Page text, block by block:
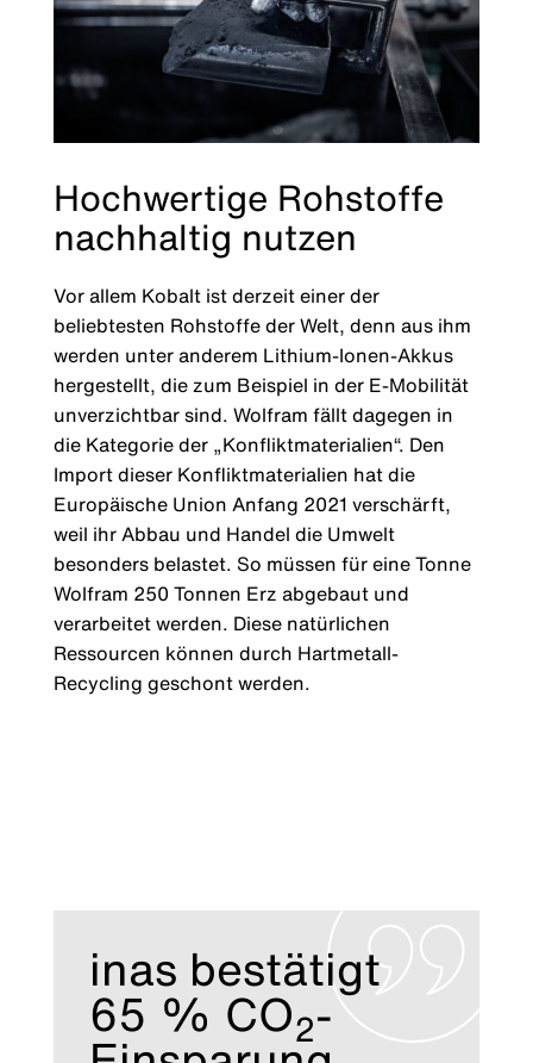
Hochwertige Rohstoffe
nachhaltig nutzen
Vor allem Kobalt ist derzeit einer der
beliebtesten Rohstoffe der Welt, denn aus ihm
werden unter anderem Lithium-Ionen-Akkus
hergestellt, die zum Beispiel in der E-Mobilität
unverzichtbar sind. Wolfram fällt dagegen in
die Kategorie der „Konfliktmaterialien“. Den
Import dieser Konfliktmaterialien hat die
Europäische Union Anfang 2021 verschärft,
weil ihr Abbau und Handel die Umwelt
besonders belastet. So müssen für eine Tonne
Wolfram 250 Tonnen Erz abgebaut und
verarbeitet werden. Diese natürlichen
Ressourcen können durch Hartmetall-
Recycling geschont werden.
inas bestätigt
65 % CO2-